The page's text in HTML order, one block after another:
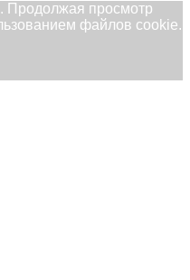
Продолжая просмотр
файлов cookie.